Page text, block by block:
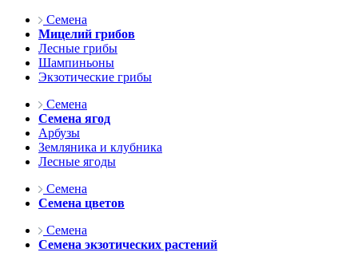
Семена
Мицелий грибов
Лесные грибы
Шампиньоны
Экзотические грибы
Семена
Семена ягод
Арбузы
Земляника и клубника
Лесные ягоды
Семена
Семена цветов
Семена
Семена экзотических растений